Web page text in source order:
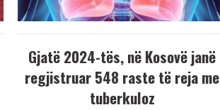
Gjatë 2024-tës, në Kosovë janë
regjistruar 548 raste të reja me
tuberkuloz